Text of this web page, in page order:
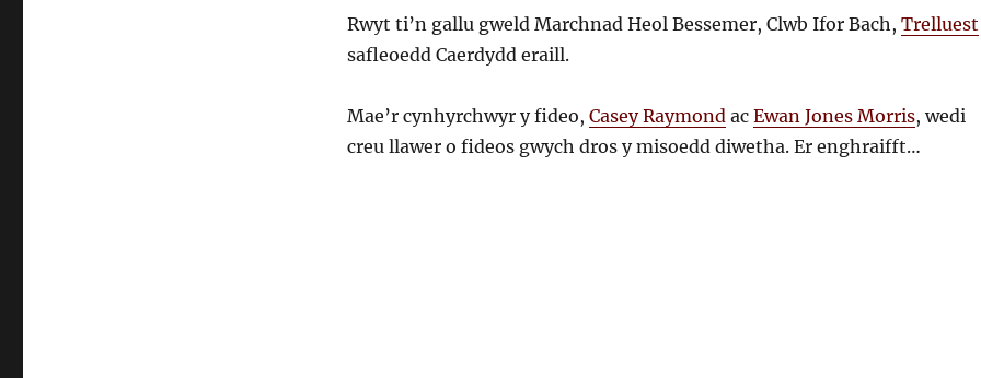
Rwyt ti’n gallu gweld Marchnad Heol Bessemer, Clwb Ifor Bach, Trelluest
safleoedd Caerdydd eraill.
Mae’r cynhyrchwyr y fideo, Casey Raymondac Ewan Jones Morris, wedi
creu llawer o fideos gwych dros y misoedd diwetha. Er enghraifft…